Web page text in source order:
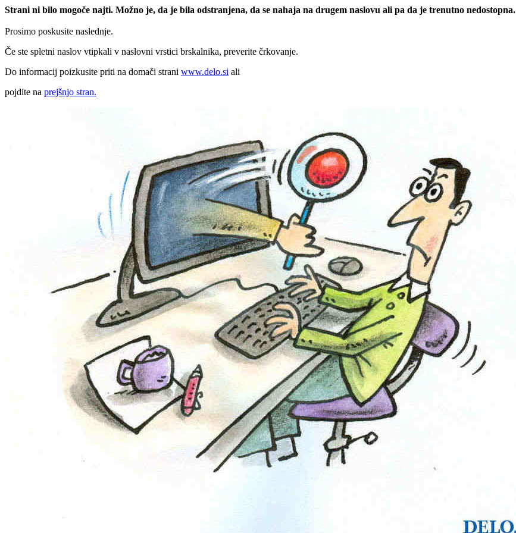
Strani ni bilo mogoče najti. Možno je, da je bila odstranjena, da se nahaja na drugem naslovu ali pa da je trenutno nedostopna.
Prosimo poskusite naslednje.
Če ste spletni naslov vtipkali v naslovni vrstici brskalnika, preverite črkovanje.
Do informacij poizkusite priti na domači strani www.delo.si ali
pojdite na prejšnjo stran.